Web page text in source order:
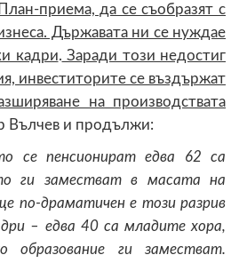
приема, да се съобразят с
Държавата ни се нуждае
кадри. Заради този недостиг
инвеститорите се въздържат
на производствата
Вълчев и продължи:
се пенсионират едва 62 са
ги заместват в масата на
по-драматичен е този разрив
– едва 40 са младите хора,
образование ги заместват.